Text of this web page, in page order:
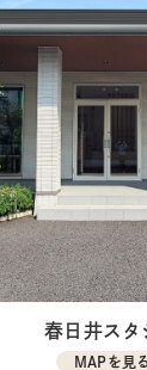
春日井スタ
MAPを見る